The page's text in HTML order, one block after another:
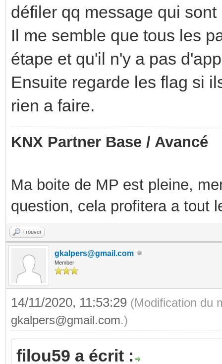
défiler qq message qui sont
Il me semble que tous les
étape et qu'il n'y a pas
Ensuite regarde les flag si
rien a faire.
KNX Partner Base / Avancé
Ma boite de MP est pleine,
question, cela profitera a tout
Trouver
gkalpers@gmail.com
Member
14/11/2020, 11:53:29 (Modification du
gkalpers@gmail.com.)
filou59 a écrit :